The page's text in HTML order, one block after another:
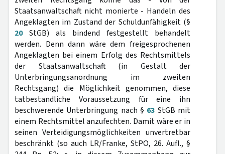
Staatsanwaltschaft nicht monierte - Handeln des
Angeklagten im Zustand der Schuldunfähigkeit (§
20StGB) als bindend festgestellt behandelt
werden. Denn dann wäre dem freigesprochenen
Angeklagten bei einem Erfolg des Rechtsmittels
der Staatsanwaltschaft (in Gestalt der
Unterbringungsanordnung im zweiten
Rechtsgang) die Möglichkeit genommen, diese
tatbestandliche Voraussetzung für eine ihn
beschwerende Unterbringung nach § 63 StGB mit
einem Rechtsmittel anzufechten. Damit wäre er in
seinen Verteidigungsmöglichkeiten unvertretbar
beschränkt (so auch LR/Franke, StPO, 26. Aufl., §